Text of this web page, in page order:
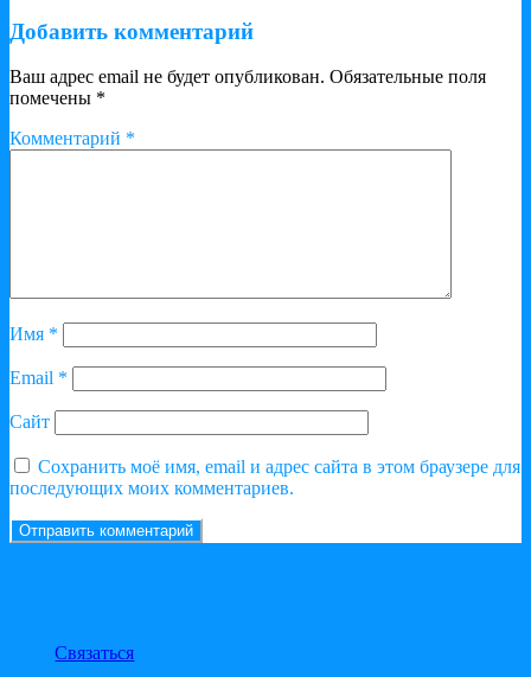
Добавить комментарий
Ваш адрес email не будет опубликован. Обязательные поля
помечены *
Комментарий *
Имя *
Email *
Сайт
Сохранить моё имя, email и адрес сайта в этом браузере для
последующих моих комментариев.
Связаться